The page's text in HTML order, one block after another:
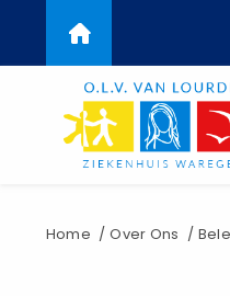
naar
Home Over Ons